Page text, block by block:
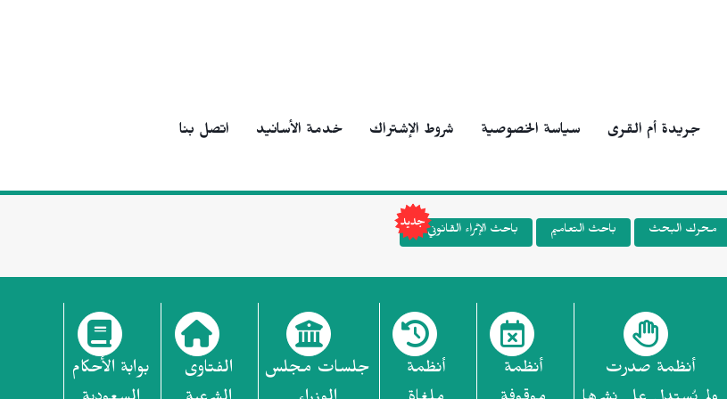
جريدة أم القرى سياسة الخصوصية شروط الإشتراك خدمة الأسانيد اتصل بنا
محرك البحث باحث التعاميم باحث الإثراء القانوني
أنظمة صدرت
أنظمة
أنظمة
جلسات مجلس
الفتاوى
بوابة الأحكام